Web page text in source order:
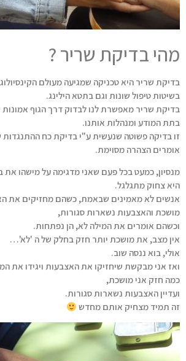
מהי בדיקת שריר ?
בדיקת שריר היא טכניקה שמגיעה מעולם
בשיטות טיפול שונות וגם בתטא הילינג.
בדיקת שריר מאפשרת לנו לבדוק דרך הגוף אמונות
בתת המודע ומנהלות אותנו.
זו בדיקה פשוטה שנעשית ע"י בדיקת כח ההתנגדות
אומרים הצהרה מסוימת.
מנסיון, כמעט בכל פעם שאני מדגימה על מישהו
היא צחוק מתגלגל.
אנשים לא מאמינים שבאמת, כשהם מחזיקים את
מושכת והאצבעות נשארות סגורות,
וכשהם אומרים את המילה לא, הן נפתחות.
אין מצב, את מושכת יותר חזק בחלק של ה 'לא'…
אולי, בוא ננסה שוב.
ואז אני מבקשת שיחזיקו את האצבעות ויגידו את
כמה חזק אני מושכת,
ועדיין האצבעות נשארות סגורות.
זה תמיד מצחיק אותם מחדש